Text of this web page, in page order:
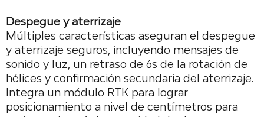
Despegue y aterrizaje
Múltiples características aseguran el despegue
y aterrizaje seguros, incluyendo mensajes de
sonido y luz, un retraso de 6s de la rotación de
hélices y confirmación secundaria del aterrizaje.
Integra un módulo RTK para lograr
posicionamiento a nivel de centímetros para